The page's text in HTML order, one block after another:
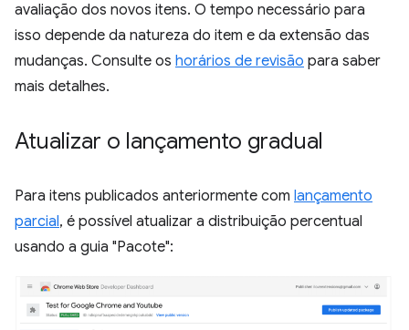
avaliação dos novos itens. O tempo necessário para
isso depende da natureza do item e da extensão das
mudanças. Consulte os horários de revisão para saber
mais detalhes.
Atualizar o lançamento gradual
Para itens publicados anteriormente com lançamento
parcial, é possível atualizar a distribuição percentual
usando a guia "Pacote":